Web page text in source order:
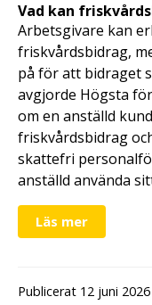
Vad kan
Arbetsgivare kan
friskvårdsbidrag,
på för att bidraget
avgjorde Högsta
om en anställd
friskvårdsbidrag
skattefri
anställd använda
Läs mer
Publicerat 12 juni 2026